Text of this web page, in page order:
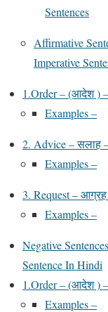
Sentences
Affirmative
Imperative
1.Order – (आदेश )
Examples –
‍2. Advice – सलाह
Examples –
3. Request –
Examples –
Negative
Sentence In Hindi
1.Order – (आदेश )
Examples –